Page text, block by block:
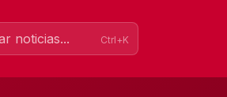
Ctrl+K